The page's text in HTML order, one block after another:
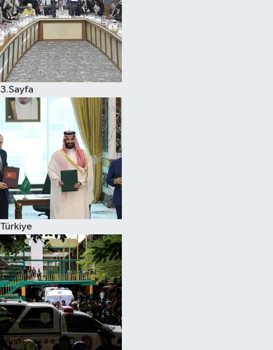
3.Sayfa
Türkiye